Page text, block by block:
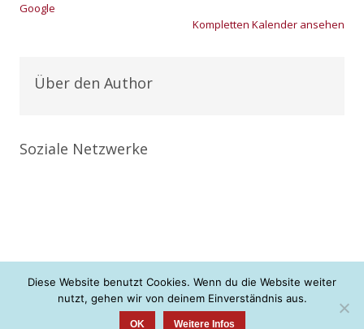
Goog­le
Kom­plet­ten Kalen­der anse­hen
Über den Author
Soziale Netzwerke
+ + + neue Konfis gesucht <3 + + +
Diese Website benutzt Cookies. Wenn du die Website weiter
nutzt, gehen wir von deinem Einverständnis aus.
OK Weitere Infos